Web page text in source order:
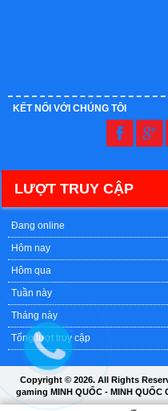
KẾT NỐI VỚI CHÚNG TÔI
LƯỢT TRUY CẬP
Đang online
Hôm nay
Hôm qua
Tuần này
Tháng này
Tổng lượt truy cập
Copyright © 2026. All Rights
gaming MINH QUỐC - MINH QUỐC